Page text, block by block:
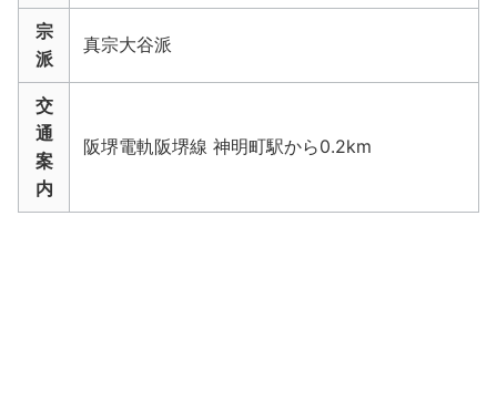
宗
派
真宗大谷派
交
通
案
内
阪堺電軌阪堺線 神明町駅から0.2km